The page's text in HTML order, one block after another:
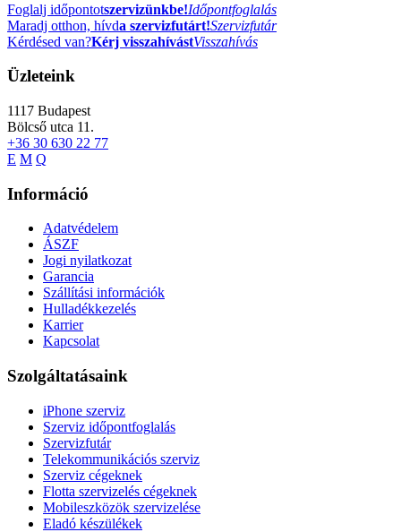
Foglalj időpontotszervizünkbe!Időpontfoglalás
Maradj otthon, hívda szervizfutárt!Szervizfutár
Kérdésed van?Kérj visszahívástVisszahívás
Üzleteink
1117 Budapest
Bölcső utca 11.
+36 30 630 22 77
E M Q
Információ
Adatvédelem
ÁSZF
Jogi nyilatkozat
Garancia
Szállítási információk
Hulladékkezelés
Karrier
Kapcsolat
Szolgáltatásaink
iPhone szerviz
Szerviz időpontfoglalás
Szervizfutár
Telekommunikációs szerviz
Szerviz cégeknek
Flotta szervizelés cégeknek
Mobileszközök szervizelése
Eladó készülékek